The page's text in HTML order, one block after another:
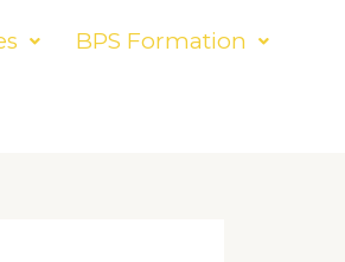
BPS Formation